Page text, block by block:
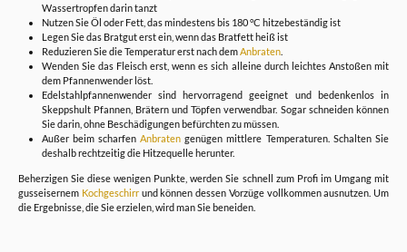
Wassertropfen darin tanzt
Nutzen Sie Öl oder Fett, das mindestens bis 180 °C hitzebeständig ist
Legen Sie das Bratgut erst ein, wenn das Bratfett heiß ist
Reduzieren Sie die Temperatur erst nach dem Anbraten.
Wenden Sie das Fleisch erst, wenn es sich alleine durch leichtes Anstoßen mit
dem Pfannenwender löst.
Edelstahlpfannenwender sind hervorragend geeignet und bedenkenlos in
Skeppshult Pfannen, Brätern und Töpfen verwendbar. Sogar schneiden können
Sie darin, ohne Beschädigungen befürchten zu müssen.
Außer beim scharfen Anbraten genügen mittlere Temperaturen. Schalten Sie
deshalb rechtzeitig die Hitzequelle herunter.
Beherzigen Sie diese wenigen Punkte, werden Sie schnell zum Profi im Umgang mit
gusseisernem Kochgeschirrund können dessen Vorzüge vollkommen ausnutzen. Um
die Ergebnisse, die Sie erzielen, wird man Sie beneiden.